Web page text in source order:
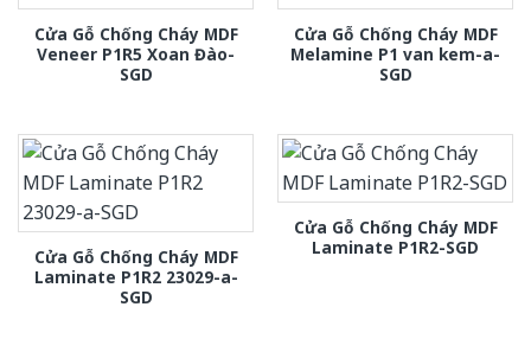
Cửa Gỗ Chống Cháy MDF
Veneer P1R5 Xoan Đào-
SGD
Cửa Gỗ Chống Cháy MDF
Melamine P1 van kem-a-
SGD
Cửa Gỗ Chống Cháy MDF
Laminate P1R2 23029-a-
SGD
Cửa Gỗ Chống Cháy MDF
Laminate P1R2-SGD